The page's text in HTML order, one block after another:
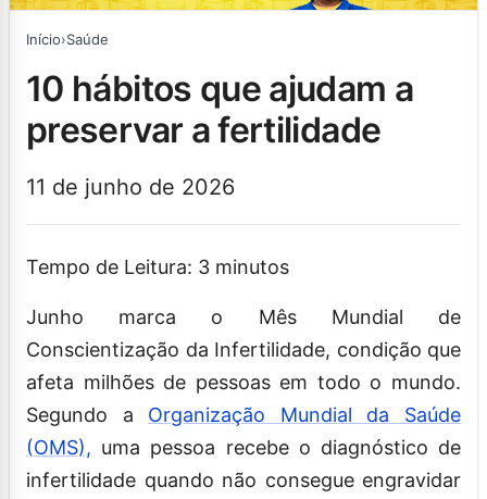
Início›Saúde
10 hábitos que ajudam a
preservar a fertilidade
11 de junho de 2026
Tempo de Leitura: 3 minutos
Junho marca o Mês Mundial de
Conscientização da Infertilidade, condição que
afeta milhões de pessoas em todo o mundo.
Segundo a Organização Mundial da Saúde
(OMS), uma pessoa recebe o diagnóstico de
infertilidade quando não consegue engravidar